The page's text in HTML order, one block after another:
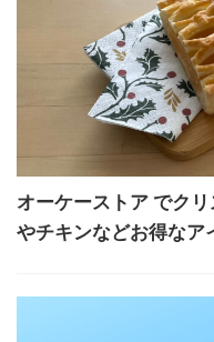
オーケーストア でク
やチキンなどお得なア